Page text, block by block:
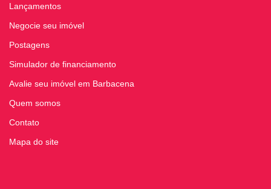
Lançamentos
Negocie seu imóvel
Postagens
Simulador de financiamento
Avalie seu imóvel em Barbacena
Quem somos
Contato
Mapa do site